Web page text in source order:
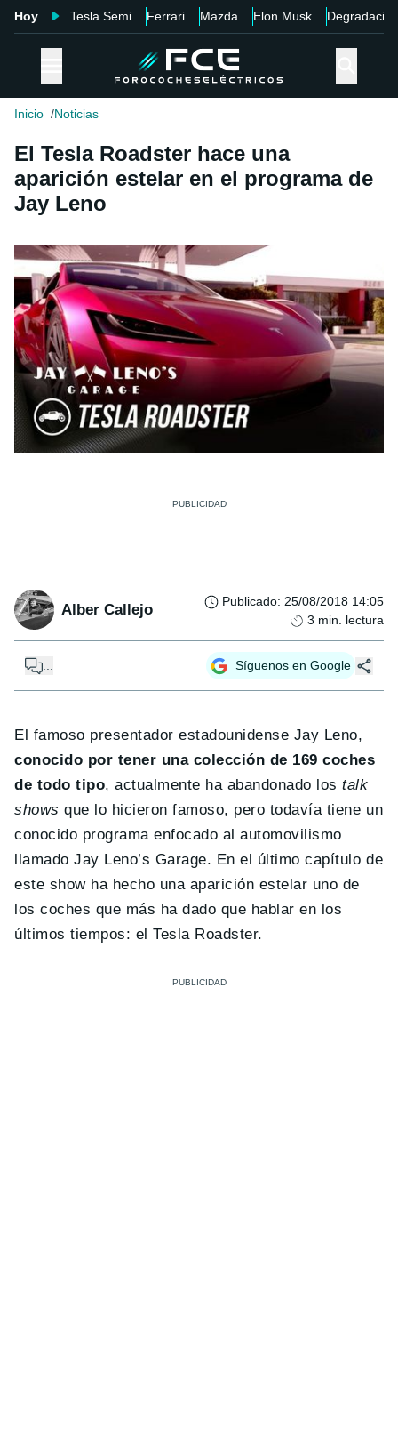
Hoy Tesla Semi Ferrari Mazda Elon Musk Degradación
Inicio Noticias
El Tesla Roadster hace una
aparición estelar en el programa de
Jay Leno
Alber Callejo Publicado: 25/08/2018 14:05
3 min. lectura
... Síguenos en Google
El famoso presentador estadounidense Jay Leno,
conocido por tener una colección de 169 coches
de todo tipo, actualmente ha abandonado lostalk
shows que lo hicieron famoso, pero todavía tiene un
conocido programa enfocado al automovilismo
llamado Jay Leno’s Garage. En el último capítulo de
este show ha hecho una aparición estelar uno de
los coches que más ha dado que hablar en los
últimos tiempos: el Tesla Roadster.